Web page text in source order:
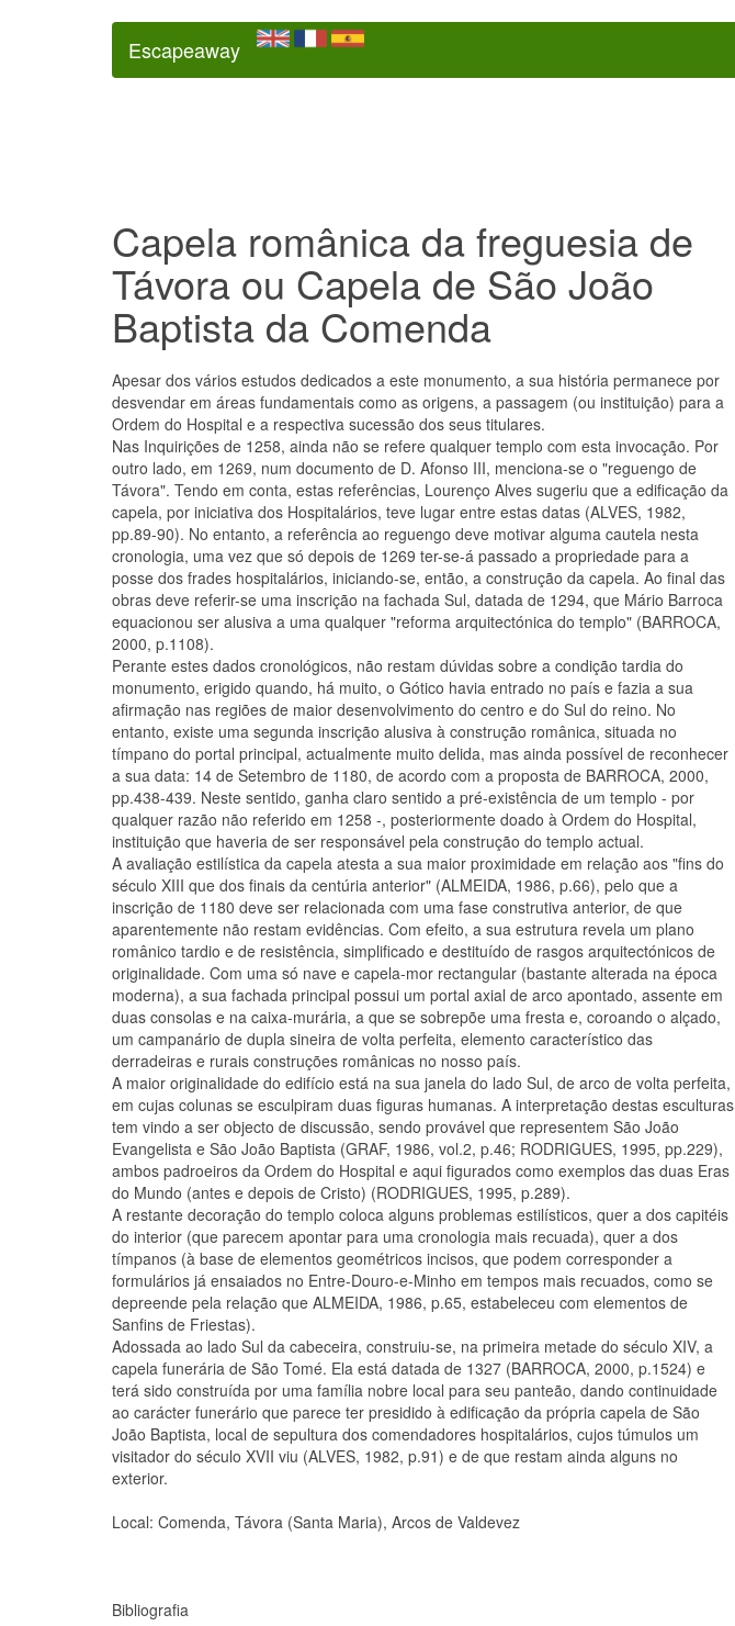
Escapeaway
Capela românica da freguesia de
Távora ou Capela de São João
Baptista da Comenda
Apesar dos vários estudos dedicados a este monumento, a sua história permanece por
desvendar em áreas fundamentais como as origens, a passagem (ou instituição) para a
Ordem do Hospital e a respectiva sucessão dos seus titulares.
Nas Inquirições de 1258, ainda não se refere qualquer templo com esta invocação. Por
outro lado, em 1269, num documento de D. Afonso III, menciona-se o "reguengo de
Távora". Tendo em conta, estas referências, Lourenço Alves sugeriu que a edificação da
capela, por iniciativa dos Hospitalários, teve lugar entre estas datas (ALVES, 1982,
pp.89-90). No entanto, a referência ao reguengo deve motivar alguma cautela nesta
cronologia, uma vez que só depois de 1269 ter-se-á passado a propriedade para a
posse dos frades hospitalários, iniciando-se, então, a construção da capela. Ao final das
obras deve referir-se uma inscrição na fachada Sul, datada de 1294, que Mário Barroca
equacionou ser alusiva a uma qualquer "reforma arquitectónica do templo" (BARROCA,
2000, p.1108).
Perante estes dados cronológicos, não restam dúvidas sobre a condição tardia do
monumento, erigido quando, há muito, o Gótico havia entrado no país e fazia a sua
afirmação nas regiões de maior desenvolvimento do centro e do Sul do reino. No
entanto, existe uma segunda inscrição alusiva à construção românica, situada no
tímpano do portal principal, actualmente muito delida, mas ainda possível de reconhecer
a sua data: 14 de Setembro de 1180, de acordo com a proposta de BARROCA, 2000,
pp.438-439. Neste sentido, ganha claro sentido a pré-existência de um templo - por
qualquer razão não referido em 1258 -, posteriormente doado à Ordem do Hospital,
instituição que haveria de ser responsável pela construção do templo actual.
A avaliação estilística da capela atesta a sua maior proximidade em relação aos "fins do
século XIII que dos finais da centúria anterior" (ALMEIDA, 1986, p.66), pelo que a
inscrição de 1180 deve ser relacionada com uma fase construtiva anterior, de que
aparentemente não restam evidências. Com efeito, a sua estrutura revela um plano
românico tardio e de resistência, simplificado e destituído de rasgos arquitectónicos de
originalidade. Com uma só nave e capela-mor rectangular (bastante alterada na época
moderna), a sua fachada principal possui um portal axial de arco apontado, assente em
duas consolas e na caixa-murária, a que se sobrepõe uma fresta e, coroando o alçado,
um campanário de dupla sineira de volta perfeita, elemento característico das
derradeiras e rurais construções românicas no nosso país.
A maior originalidade do edifício está na sua janela do lado Sul, de arco de volta perfeita,
em cujas colunas se esculpiram duas figuras humanas. A interpretação destas esculturas
tem vindo a ser objecto de discussão, sendo provável que representem São João
Evangelista e São João Baptista (GRAF, 1986, vol.2, p.46; RODRIGUES, 1995, pp.229),
ambos padroeiros da Ordem do Hospital e aqui figurados como exemplos das duas Eras
do Mundo (antes e depois de Cristo) (RODRIGUES, 1995, p.289).
A restante decoração do templo coloca alguns problemas estilísticos, quer a dos capitéis
do interior (que parecem apontar para uma cronologia mais recuada), quer a dos
tímpanos (à base de elementos geométricos incisos, que podem corresponder a
formulários já ensaiados no Entre-Douro-e-Minho em tempos mais recuados, como se
depreende pela relação que ALMEIDA, 1986, p.65, estabeleceu com elementos de
Sanfins de Friestas).
Adossada ao lado Sul da cabeceira, construiu-se, na primeira metade do século XIV, a
capela funerária de São Tomé. Ela está datada de 1327 (BARROCA, 2000, p.1524) e
terá sido construída por uma família nobre local para seu panteão, dando continuidade
ao carácter funerário que parece ter presidido à edificação da própria capela de São
João Baptista, local de sepultura dos comendadores hospitalários, cujos túmulos um
visitador do século XVII viu (ALVES, 1982, p.91) e de que restam ainda alguns no
exterior.
Local: Comenda, Távora (Santa Maria), Arcos de Valdevez
Bibliografia